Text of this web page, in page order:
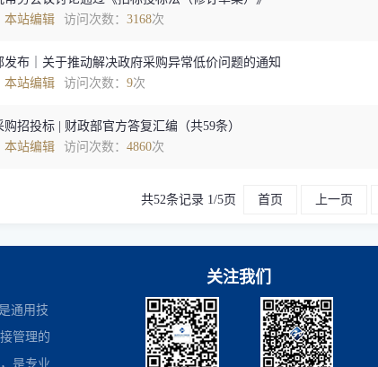
本站编辑 访问次数： 3168次
发布｜关于推动解决政府采购异常低价问题的通知
本站编辑 访问次数： 9次
购招投标 | 财政部官方答复汇编（共59条）
本站编辑 访问次数： 4860次
共52条记录 1/5页 首页 上一页
通用技
管理的
是专业
关注我们